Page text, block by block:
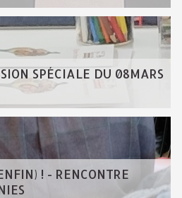
SPÉCIALE DU 08MARS
! - RENCONTRE